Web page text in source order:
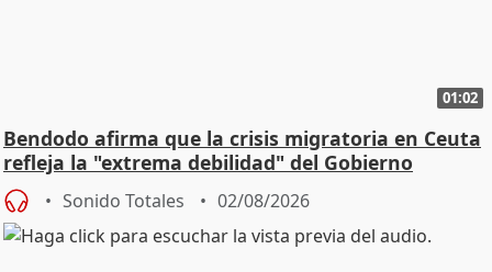
01:02
Bendodo afirma que la crisis migratoria en Ceuta
refleja la "extrema debilidad" del Gobierno
Sonido Totales 02/08/2026